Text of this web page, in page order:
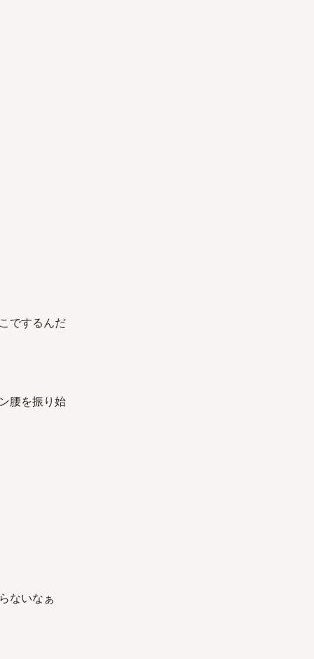
でするんだ
腰を振り始
ないなぁ